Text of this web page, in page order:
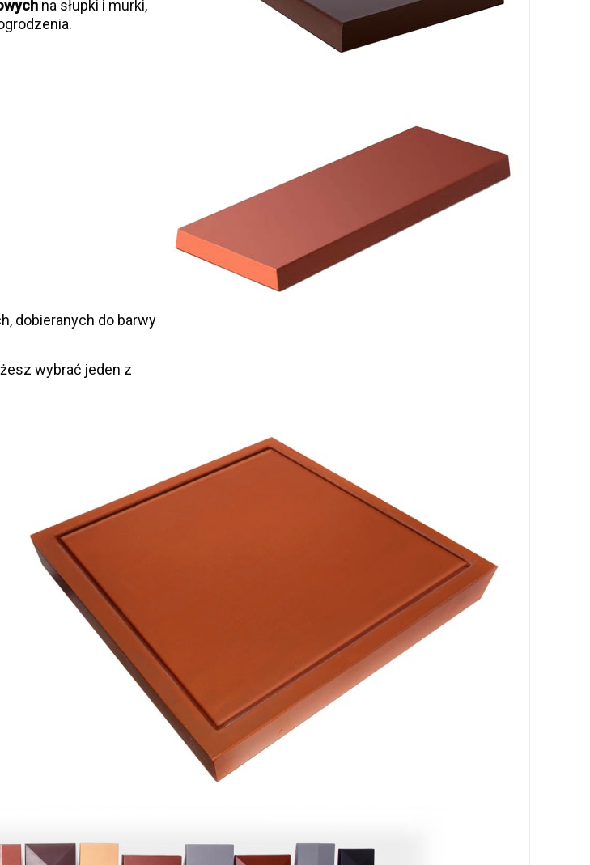
na słupki i murki,
dobieranych do barwy
wybrać jeden z